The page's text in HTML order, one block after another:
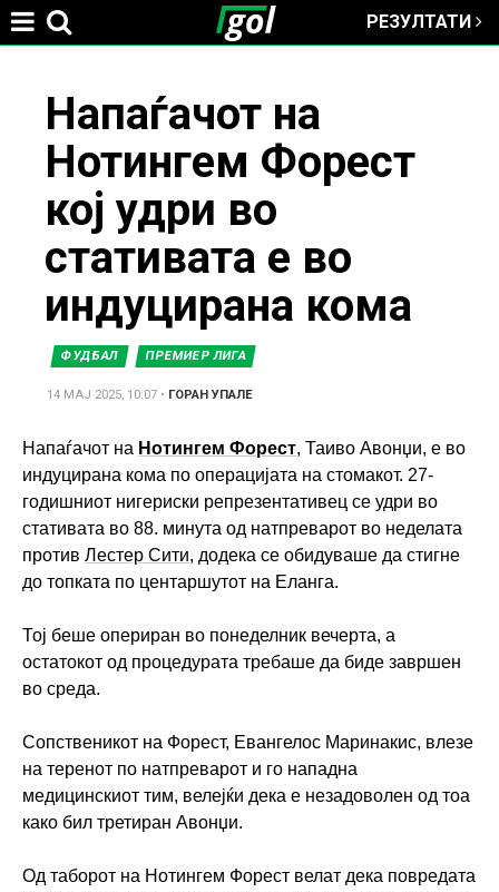
РЕЗУЛТАТИ
here
Напаѓачот на
Нотингем Форест
кој удри во
стативата е во
индуцирана кома
ФУДБАЛ ПРЕМИЕР ЛИГА
14 МАЈ 2025, 10:07 • ГОРАН УПАЛЕ
Напаѓачот на Нотингем Форест, Таиво Авонџи, е во
индуцирана кома по операцијата на стомакот. 27-
годишниот нигериски репрезентативец се удри во
стативата во 88. минута од натпреварот во неделата
против Лестер Сити, додека се обидуваше да стигне
до топката по центаршутот на Еланга.
Тој беше опериран во понеделник вечерта, а
остатокот од процедурата требаше да биде завршен
во среда.
Сопственикот на Форест, Евангелос Маринакис, влезе
на теренот по натпреварот и го нападна
медицинскиот тим, велејќи дека е незадоволен од тоа
како бил третиран Авонџи.
Од таборот на Нотингем Форест велат дека повредата